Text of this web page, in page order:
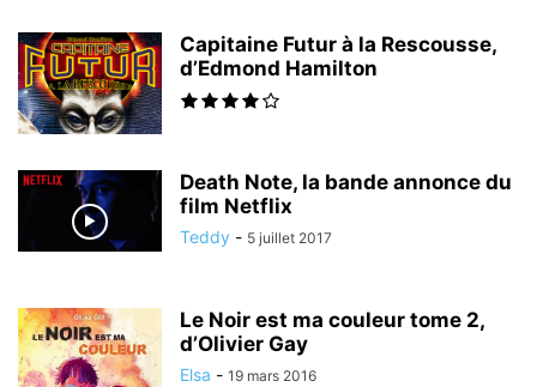
Capitaine Futur à la Rescousse,
d’Edmond Hamilton
Death Note, la bande annonce du
film Netflix
Teddy - 5 juillet 2017
Le Noir est ma couleur tome 2,
d’Olivier Gay
Elsa - 19 mars 2016